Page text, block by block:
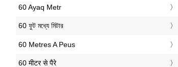
‎60 Ayaq Metr
‎60 ফুট মধ্যে মিটার
‎60 Metres A Peus
‎60 मीटर से पैरे